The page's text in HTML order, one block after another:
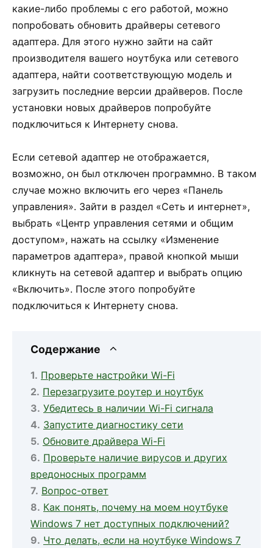
какие-либо проблемы с его работой, можно
попробовать обновить драйверы сетевого
адаптера. Для этого нужно зайти на сайт
производителя вашего ноутбука или сетевого
адаптера, найти соответствующую модель и
загрузить последние версии драйверов. После
установки новых драйверов попробуйте
подключиться к Интернету снова.
Если сетевой адаптер не отображается,
возможно, он был отключен программно. В таком
случае можно включить его через «Панель
управления». Зайти в раздел «Сеть и интернет»,
выбрать «Центр управления сетями и общим
доступом», нажать на ссылку «Изменение
параметров адаптера», правой кнопкой мыши
кликнуть на сетевой адаптер и выбрать опцию
«Включить». После этого попробуйте
подключиться к Интернету снова.
Содержание
Проверьте настройки Wi-Fi
Перезагрузите роутер и ноутбук
Убедитесь в наличии Wi-Fi сигнала
Запустите диагностику сети
Обновите драйвера Wi-Fi
Проверьте наличие вирусов и других
вредоносных программ
Вопрос-ответ
Как понять, почему на моем ноутбуке
Windows 7 нет доступных подключений?
Что делать, если на ноутбуке Windows 7